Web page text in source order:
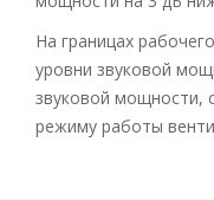
На границах
уровни звуковой
звуковой мощности,
режиму работы